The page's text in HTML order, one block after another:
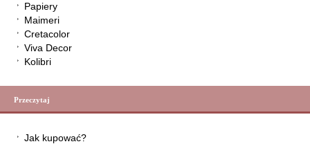
Papiery
Maimeri
Cretacolor
Viva Decor
Kolibri
Przeczytaj
Jak kupować?